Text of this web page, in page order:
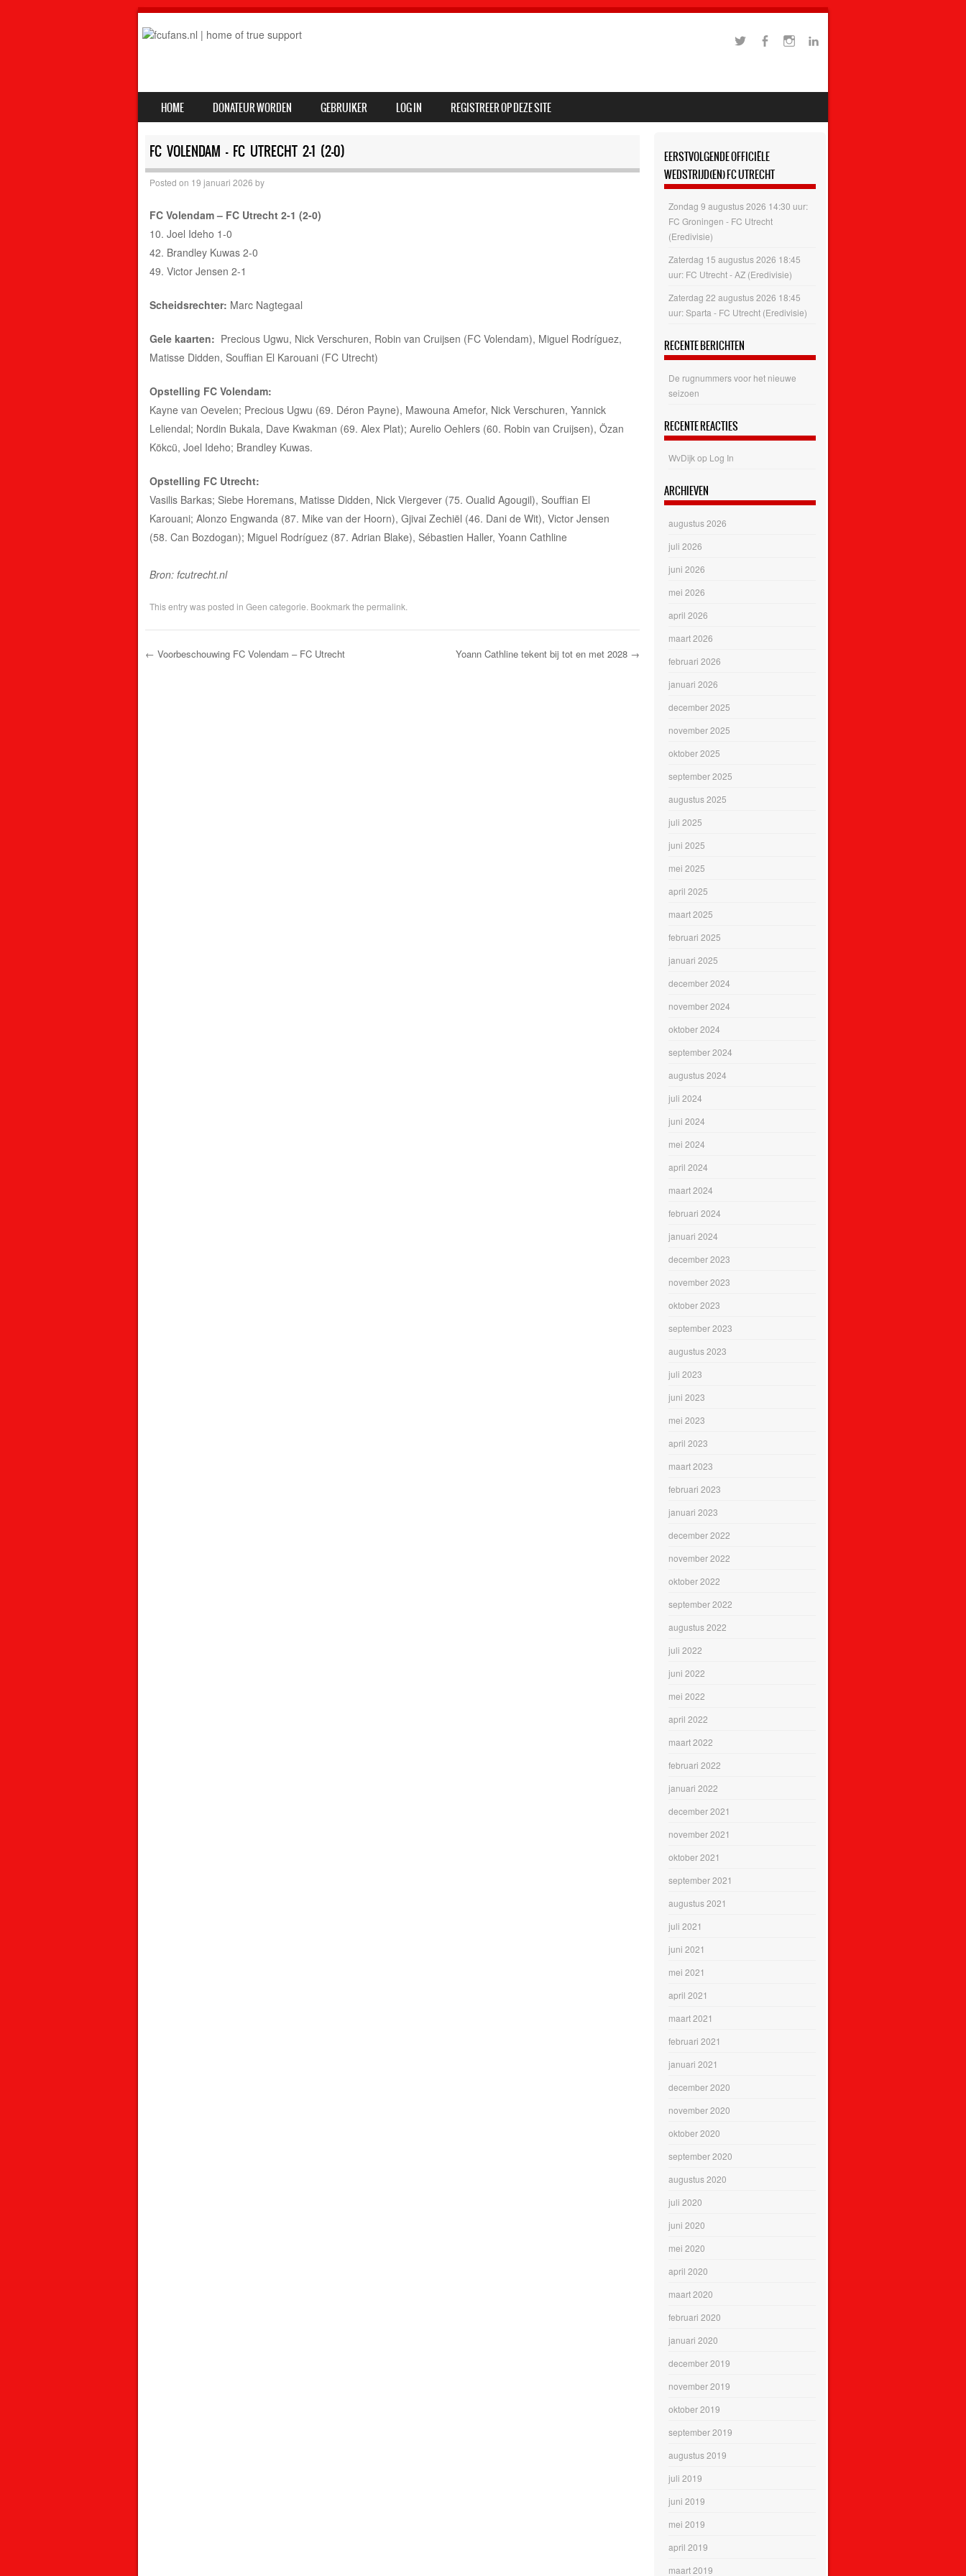
MENU
SKIP TO CONTENT
HOME DONATEUR WORDEN GEBRUIKER LOG IN REGISTREER OP DEZE SITE
FC VOLENDAM – FC UTRECHT 2-1 (2-0)
Posted on 19 januari 2026 by
FC Volendam – FC Utrecht 2-1 (2-0)
10. Joel Ideho 1-0
42. Brandley Kuwas 2-0
49. Victor Jensen 2-1
Scheidsrechter: Marc Nagtegaal
Gele kaarten: Precious Ugwu, Nick Verschuren, Robin van Cruijsen (FC Volendam), Miguel Rodríguez,
Matisse Didden, Souffian El Karouani (FC Utrecht)
Opstelling FC Volendam:
Kayne van Oevelen; Precious Ugwu (69. Déron Payne), Mawouna Amefor, Nick Verschuren, Yannick
Leliendal; Nordin Bukala, Dave Kwakman (69. Alex Plat); Aurelio Oehlers (60. Robin van Cruijsen), Özan
Kökcü, Joel Ideho; Brandley Kuwas.
Opstelling FC Utrecht:
Vasilis Barkas; Siebe Horemans, Matisse Didden, Nick Viergever (75. Oualid Agougil), Souffian El
Karouani; Alonzo Engwanda (87. Mike van der Hoorn), Gjivai Zechiël (46. Dani de Wit), Victor Jensen
(58. Can Bozdogan); Miguel Rodríguez (87. Adrian Blake), Sébastien Haller, Yoann Cathline
Bron: fcutrecht.nl
This entry was posted in Geen categorie . Bookmark the permalink
← Voorbeschouwing FC Volendam – FC Utrecht Yoann Cathline tekent bij tot en met 2028 →
EERSTVOLGENDE OFFICIËLE
WEDSTRIJD(EN) FC UTRECHT
Zondag 9 augustus 2026 14:30 uur:
FC Groningen - FC Utrecht
(Eredivisie)
Zaterdag 15 augustus 2026 18:45
uur: FC Utrecht - AZ (Eredivisie)
Zaterdag 22 augustus 2026 18:45
uur: Sparta - FC Utrecht (Eredivisie)
RECENTE BERICHTEN
De rugnummers voor het nieuwe
seizoen
RECENTE REACTIES
WvDijk op Log In
ARCHIEVEN
augustus 2026
juli 2026
juni 2026
mei 2026
april 2026
maart 2026
februari 2026
januari 2026
december 2025
november 2025
oktober 2025
september 2025
augustus 2025
juli 2025
juni 2025
mei 2025
april 2025
maart 2025
februari 2025
januari 2025
december 2024
november 2024
oktober 2024
september 2024
augustus 2024
juli 2024
juni 2024
mei 2024
april 2024
maart 2024
februari 2024
januari 2024
december 2023
november 2023
oktober 2023
september 2023
augustus 2023
juli 2023
juni 2023
mei 2023
april 2023
maart 2023
februari 2023
januari 2023
december 2022
november 2022
oktober 2022
september 2022
augustus 2022
juli 2022
juni 2022
mei 2022
april 2022
maart 2022
februari 2022
januari 2022
december 2021
november 2021
oktober 2021
september 2021
augustus 2021
juli 2021
juni 2021
mei 2021
april 2021
maart 2021
februari 2021
januari 2021
december 2020
november 2020
oktober 2020
september 2020
augustus 2020
juli 2020
juni 2020
mei 2020
april 2020
maart 2020
februari 2020
januari 2020
december 2019
november 2019
oktober 2019
september 2019
augustus 2019
juli 2019
juni 2019
mei 2019
april 2019
maart 2019